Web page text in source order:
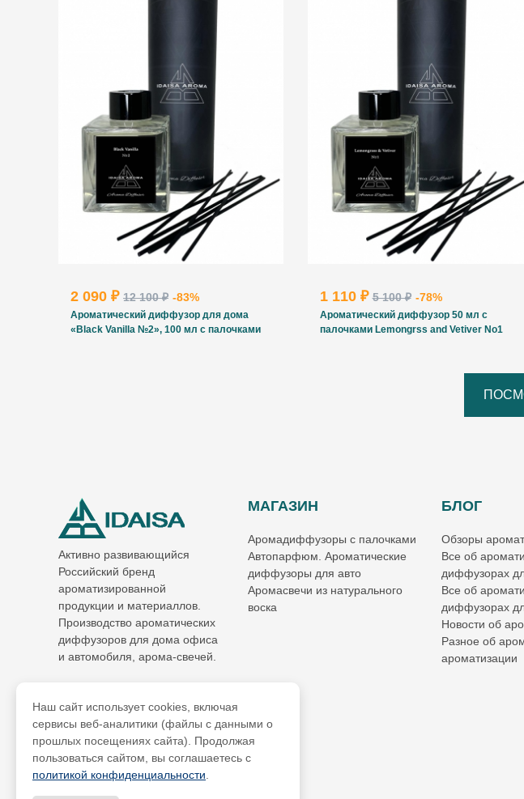
2 090 ₽ 12 100 ₽ -83%
Ароматический диффузор для дома
«Black Vanilla №2», 100 мл с палочками
1 110 ₽5 100 ₽ -78%
Ароматический диффузор 50 мл с
палочками Lemongrss and Vetiver No1
Активно развивающийся
Российский бренд
ароматизированной
продукции и материаллов.
Производство ароматических
диффузоров для дома офиса
и автомобиля, арома-свечей.
МАГАЗИН
Аромадиффузоры с палочками
Автопарфюм. Ароматические
диффузоры для авто
Аромасвечи из натурального
воска
БЛОГ
Обзоры
Все об
диффузорах
Все об
диффузорах
Новости об
Разное об
ароматизации
Наш сайт использует cookies, включая
сервисы веб-аналитики (файлы с данными о
прошлых посещениях сайта). Продолжая
пользоваться сайтом, вы соглашаетесь с
политикой конфиденциальности